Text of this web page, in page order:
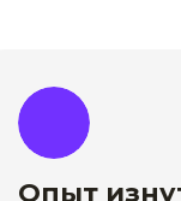
Опыт